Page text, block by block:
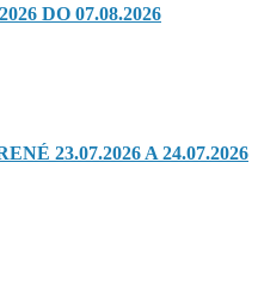
DO 07.08.2026
23.07.2026 A 24.07.2026